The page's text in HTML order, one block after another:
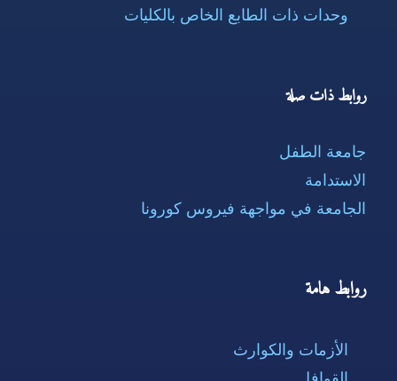
وحدات ذات الطابع الخاص بالكليات
روابط ذات صلة
جامعة الطفل
الاستدامة
الجامعة في مواجهة فيروس كورونا
روابط هامة
الأزمات والكوارث